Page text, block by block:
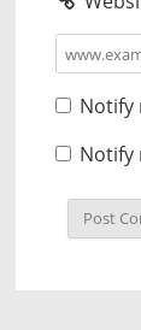
Notify
Notify